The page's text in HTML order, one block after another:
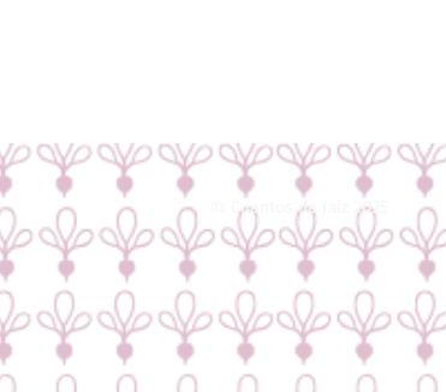
© Cuentos de raíz 2025